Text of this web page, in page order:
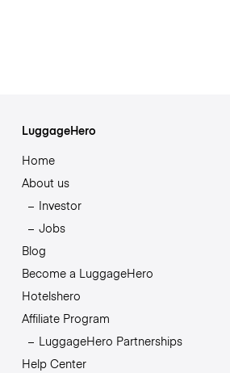
LuggageHero
Home
About us
Investor
Jobs
Blog
Become a LuggageHero
Hotelshero
Affiliate Program
LuggageHero Partnerships
Help Center